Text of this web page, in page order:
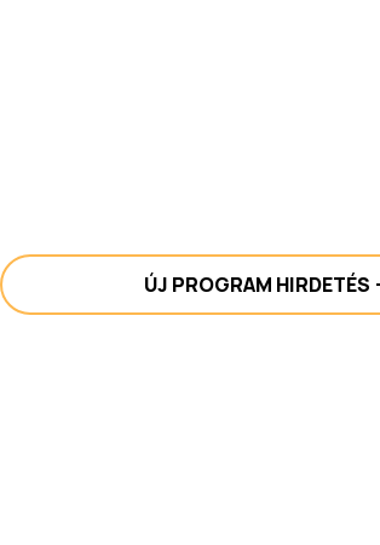
ÚJ PROGRAM HIRDETÉS